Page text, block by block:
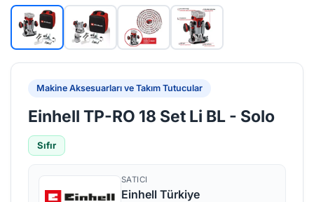
Makine Aksesuarları ve Takım Tutucular
Einhell TP-RO 18 Set Li BL - Solo
Sıfır
SATICI
Einhell Türkiye